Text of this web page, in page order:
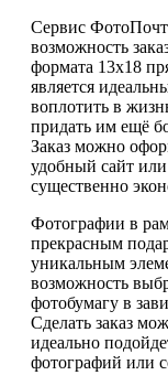
Сервис
возможность
формата 13х18
является
воплотить в
придать им ещё
Заказ можно
удобный сайт
существенно
Фотографии в
прекрасным
уникальным
возможность
фотобумагу в
Сделать заказ
идеально
фотографий или